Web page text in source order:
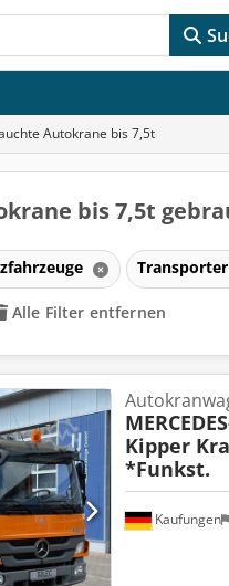
Autokrane bis 7,5t
bis 7,5t
Alle Filter entfernen
Kaufungen
Kipper
*Funkst.